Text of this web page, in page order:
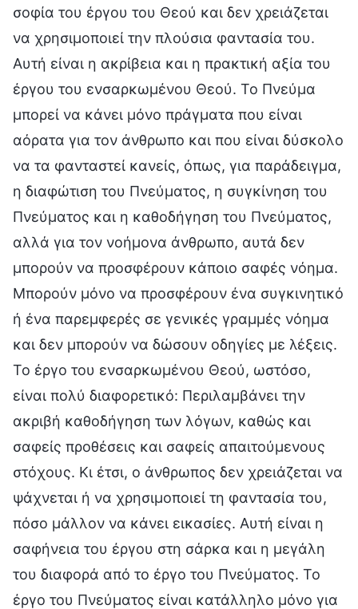
σοφία του έργου του Θεού και δεν χρειάζεται
να χρησιμοποιεί την πλούσια φαντασία του.
Αυτή είναι η ακρίβεια και η πρακτική αξία του
έργου του ενσαρκωμένου Θεού. Το Πνεύμα
μπορεί να κάνει μόνο πράγματα που είναι
αόρατα για τον άνθρωπο και που είναι δύσκολο
να τα φανταστεί κανείς, όπως, για παράδειγμα,
η διαφώτιση του Πνεύματος, η συγκίνηση του
Πνεύματος και η καθοδήγηση του Πνεύματος,
αλλά για τον νοήμονα άνθρωπο, αυτά δεν
μπορούν να προσφέρουν κάποιο σαφές νόημα.
Μπορούν μόνο να προσφέρουν ένα συγκινητικό
ή ένα παρεμφερές σε γενικές γραμμές νόημα
και δεν μπορούν να δώσουν οδηγίες με λέξεις.
Το έργο του ενσαρκωμένου Θεού, ωστόσο,
είναι πολύ διαφορετικό: Περιλαμβάνει την
ακριβή καθοδήγηση των λόγων, καθώς και
σαφείς προθέσεις και σαφείς απαιτούμενους
στόχους. Κι έτσι, ο άνθρωπος δεν χρειάζεται να
ψάχνεται ή να χρησιμοποιεί τη φαντασία του,
πόσο μάλλον να κάνει εικασίες. Αυτή είναι η
σαφήνεια του έργου στη σάρκα και η μεγάλη
του διαφορά από το έργο του Πνεύματος. Το
έργο του Πνεύματος είναι κατάλληλο μόνο για